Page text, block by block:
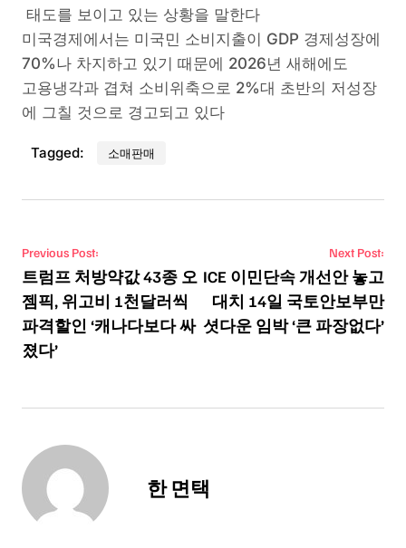
태도를 보이고 있는 상황을 말한다
미국경제에서는 미국민 소비지출이 GDP 경제성장에
70%나 차지하고 있기 때문에 2026년 새해에도
고용냉각과 겹쳐 소비위축으로 2%대 초반의 저성장
에 그칠 것으로 경고되고 있다
Tagged: 소매판매
Post navigation
Previous Post:
트럼프 처방약값 43종 오
젬픽, 위고비 1천달러씩
파격할인 ‘캐나다보다 싸
졌다’
Next Post:
ICE 이민단속 개선안 놓고
대치 14일 국토안보부만
셧다운 임박 ‘큰 파장없다’
한 면택